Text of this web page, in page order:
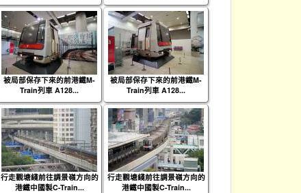
被局部保存下來的前港鐵M-
Train列車 A128...
被局部保存下來的前港鐵M-
Train列車 A128...
行走觀塘綫前往調景嶺方向的
港鐵中國製C-Train...
行走觀塘綫前往調景嶺方向的
港鐵中國製C-Train...